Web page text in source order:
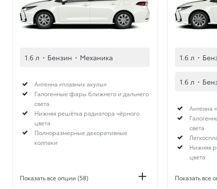
1.6 л · Бензин · Механика
Антенна «плавник акулы»
Галогенные фары ближнего и дальнего
света
Нижняя решётка радиатора чёрного
цвета
Полноразмерные декоративные
колпаки
Показать все опции (58)
1.6 л ·
1.6 л ·
Антенна
света
Нижняя
цвета
Показать все